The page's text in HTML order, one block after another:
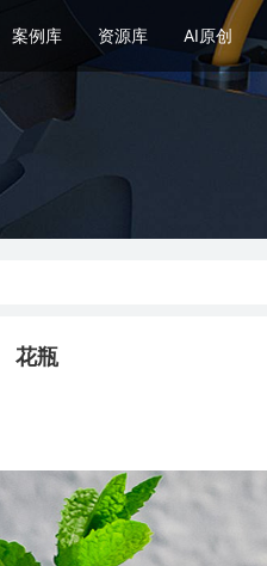
案例库 资源库 AI原创
花瓶